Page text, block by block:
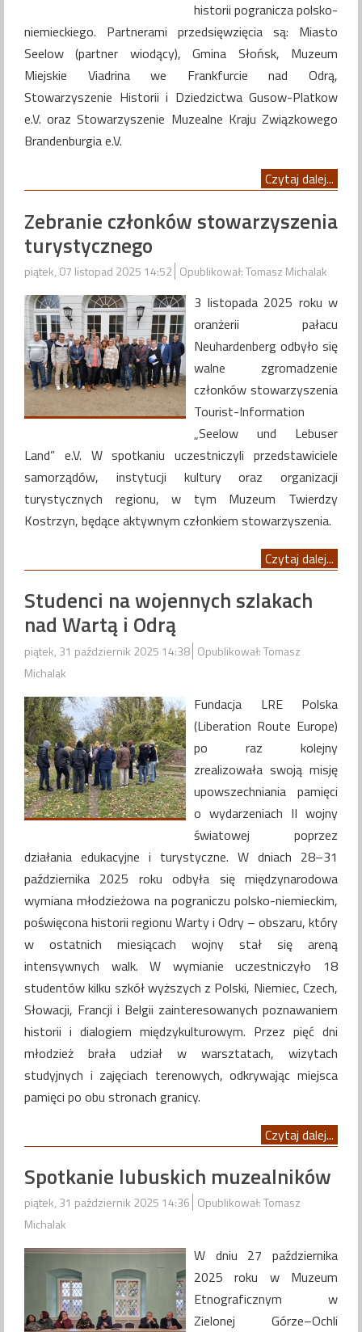
historii pogranicza polsko-
niemieckiego. Partnerami przedsięwzięcia są: Miasto
Seelow (partner wiodący), Gmina Słońsk, Muzeum
Miejskie Viadrina we Frankfurcie nad Odrą,
Stowarzyszenie Historii i Dziedzictwa Gusow-Platkow
e.V. oraz Stowarzyszenie Muzealne Kraju Związkowego
Brandenburgia e.V.
Czytaj dalej...
Zebranie członków stowarzyszenia
turystycznego
piątek, 07 listopad 2025 14:52 Opublikował: Tomasz Michalak
3 listopada 2025 roku w
oranżerii pałacu
Neuhardenberg odbyło się
walne zgromadzenie
członków stowarzyszenia
Tourist-Information
„Seelow und Lebuser
Land” e.V. W spotkaniu uczestniczyli przedstawiciele
samorządów, instytucji kultury oraz organizacji
turystycznych regionu, w tym Muzeum Twierdzy
Kostrzyn, będące aktywnym członkiem stowarzyszenia.
Czytaj dalej...
Studenci na wojennych szlakach
nad Wartą i Odrą
piątek, 31 październik 2025 14:38 Opublikował: Tomasz
Michalak
Fundacja LRE Polska
(Liberation Route Europe)
po raz kolejny
zrealizowała swoją misję
upowszechniania pamięci
o wydarzeniach II wojny
światowej poprzez
działania edukacyjne i turystyczne. W dniach 28–31
października 2025 roku odbyła się międzynarodowa
wymiana młodzieżowa na pograniczu polsko-niemieckim,
poświęcona historii regionu Warty i Odry – obszaru, który
w ostatnich miesiącach wojny stał się areną
intensywnych walk. W wymianie uczestniczyło 18
studentów kilku szkół wyższych z Polski, Niemiec, Czech,
Słowacji, Francji i Belgii zainteresowanych poznawaniem
historii i dialogiem międzykulturowym. Przez pięć dni
młodzież brała udział w warsztatach, wizytach
studyjnych i zajęciach terenowych, odkrywając miejsca
pamięci po obu stronach granicy.
Czytaj dalej...
Spotkanie lubuskich muzealników
piątek, 31 październik 2025 14:36 Opublikował: Tomasz
Michalak
W dniu 27 października
2025 roku w Muzeum
Etnograficznym w
Zielonej Górze–Ochli